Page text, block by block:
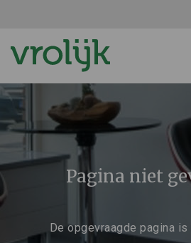
Pagina niet
De opgevraagde pagina